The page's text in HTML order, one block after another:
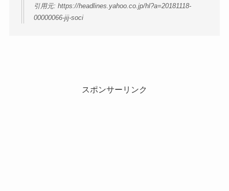
引用元: https://headlines.yahoo.co.jp/hl?a=20181118-
00000066-jij-soci
スポンサーリンク